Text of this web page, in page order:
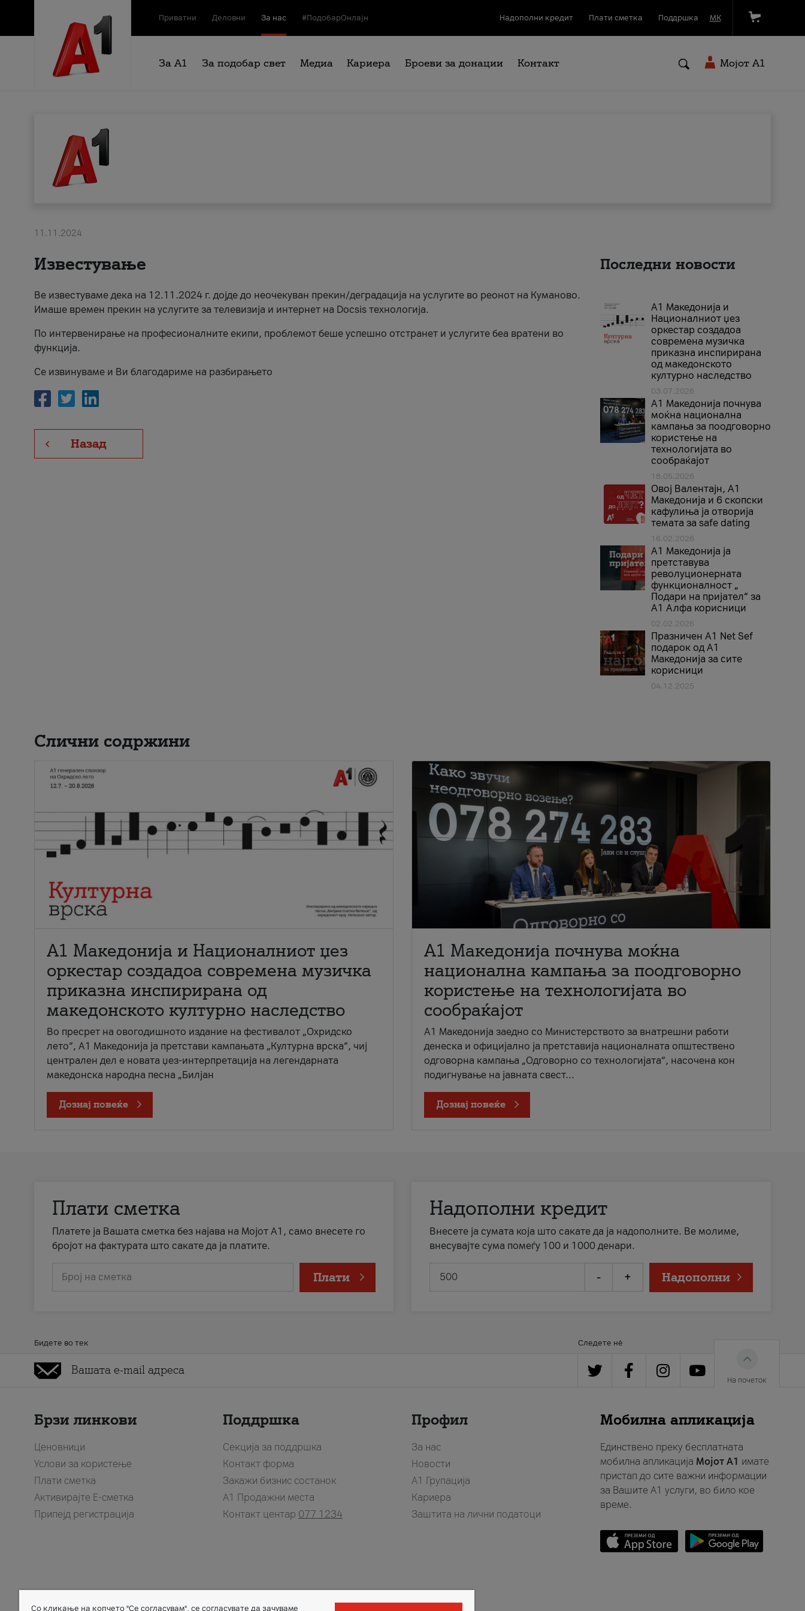
Приватни Деловни За нас #ПодобарОнлајн Надополни кредит Плати сметка Поддршка МК
За А1 За подобар свет Медиа Кариера Броеви за донации Контакт Мојот A1
11.11.2024
Известување
Ве известуваме дека на 12.11.2024 г. дојде до неочекуван прекин/деградација на услугите во реонот на Куманово.
Имаше времен прекин на услугите за телевизија и интернет на Docsis технологија.
По интервенирање на професионалните екипи, проблемот беше успешно отстранет и услугите беа вратени во
функција.
Се извинуваме и Ви благодариме на разбирањето
Назад
Последни новости
А1 Македонија и
Националниот џез
оркестар создадоа
современа музичка
приказна инспирирана
од македонското
културно наследство
03.07.2026
A1 Македонија почнува
моќна национална
кампања за поодговорно
користење на
технологијата во
сообраќајот
18.05.2026
Овој Валентајн, A1
Македонија и 6 скопски
кафулиња ја отворија
темата за safe dating
16.02.2026
А1 Македонија ја
претставува
револуционерната
функционалност „
Подари на пријател“ за
А1 Алфа корисници
02.02.2026
Празничен A1 Net Sеf
подарок од А1
Македонија за сите
корисници
04.12.2025
Слични содржини
А1 Македонија и Националниот џез
оркестар создадоа современа музичка
приказна инспирирана од
македонското културно наследство
Во пресрет на овогодишното издание на фестивалот „Охридско
лето“, А1 Македонија ја претстави кампањата „Културна врска“, чиј
централен дел е новата џез-интерпретација на легендарната
македонска народна песна „Билјан
Дознај повеќе
A1 Македонија почнува моќна
национална кампања за поодговорно
користење на технологијата во
сообраќајот
A1 Македонија заедно со Министерството за внатрешни работи
денеска и официјално ја претставија националната општествено
одговорна кампања „Одговорно со технологијата“, насочена кон
подигнување на јавната свест...
Дознај повеќе
Плати сметка
Платете ја Вашата сметка без најава на Мојот А1, само внесете го
бројот на фактурата што сакате да ја платите.
Број на сметка Плати
Надополни кредит
Внесете ја сумата која што сакате да ја надополните. Ве молиме,
внесувајте сума помеѓу 100 и 1000 денари.
- + Надополни
Бидете во тек Следете нè
На почеток
Брзи линкови
Ценовници
Услови за користење
Плати сметка
Активирајте Е-сметка
Припејд регистрација
Поддршка
Секција за поддршка
Контакт форма
Закажи бизнис состанок
A1 Продажни места
Контакт центар 077 1234
Профил
За нас
Новости
А1 Групација
Кариера
Заштита на лични податоци
Мобилна апликација
Единствено преку бесплатната
мобилна апликација Мојот A1 имате
пристап до сите важни информации
за Вашите A1 услуги, во било кое
време.
Со кликање на копчето "Се согласувам", се согласувате да зачуваме